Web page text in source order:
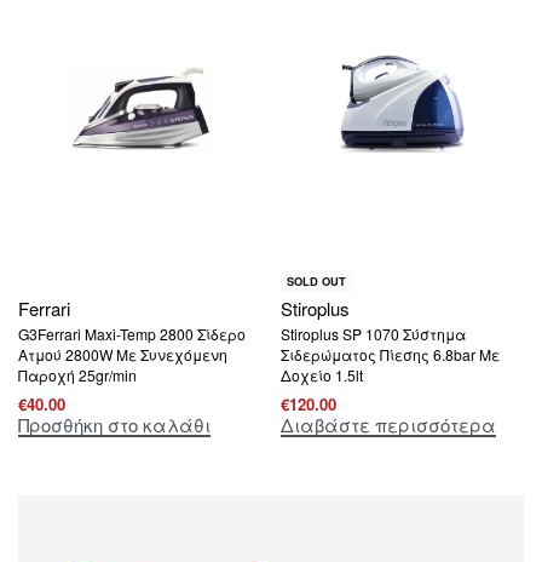
Ferrari
G3Ferrari Maxi-Temp 2800 Σίδερο
Ατμού 2800W Mε Συνεχόμενη
Παροχή 25gr/min
€40.00
Προσθήκη στο καλάθι
SOLD OUT
Stiroplus
Stiroplus SP 1070 Σύστημα
Σιδερώματος Πίεσης 6.8bar Με
Δοχείο 1.5lt
€120.00
Διαβάστε περισσότερα